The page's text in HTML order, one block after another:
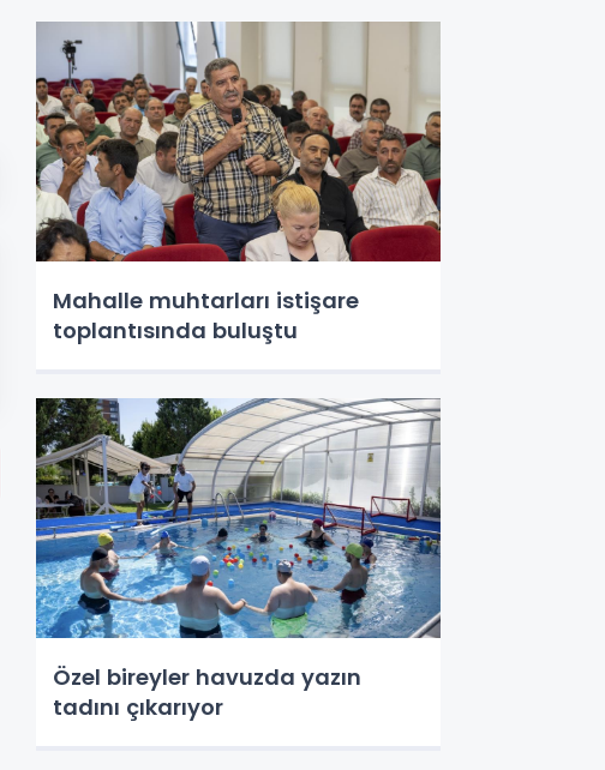
Mahalle muhtarları istişare
toplantısında buluştu
Özel bireyler havuzda yazın
tadını çıkarıyor